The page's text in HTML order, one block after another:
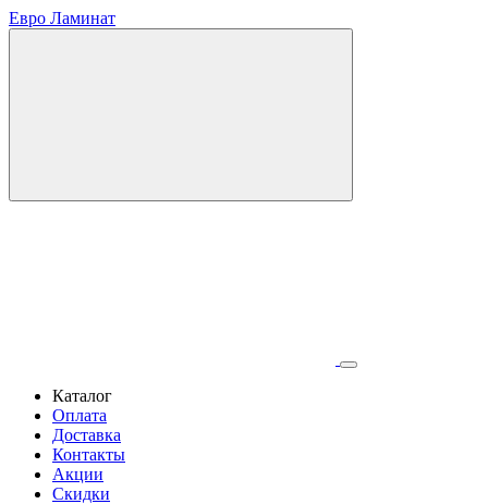
Евро Ламинат
Каталог
Оплата
Доставка
Контакты
Акции
Скидки